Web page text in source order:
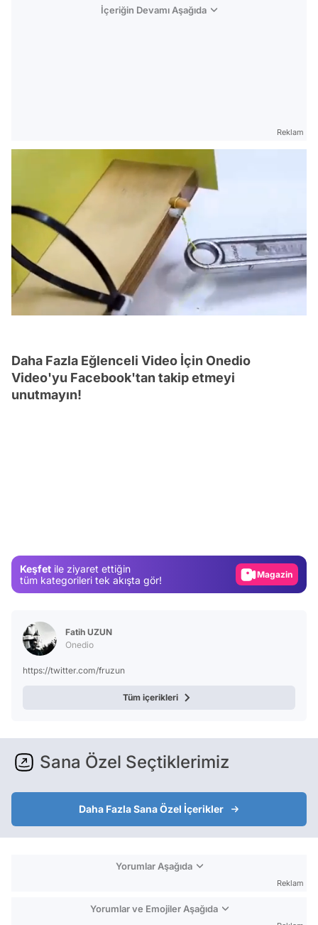
İçeriğin Devamı Aşağıda
Reklam
/
Daha Fazla Eğlenceli Video İçin Onedio
Video'yu Facebook'tan takip etmeyi
unutmayın!
Keşfet ile ziyaret ettiğin
tüm kategorileri tek akışta gör!
Video
Fatih UZUN
Onedio
https://twitter.com/fruzun
Tüm içerikleri
Sana Özel Seçtiklerimiz
Daha Fazla Sana Özel İçerikler
Yorumlar Aşağıda
Reklam
Yorumlar ve Emojiler Aşağıda